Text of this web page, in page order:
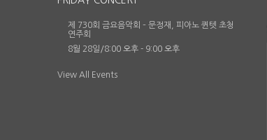
제 730회 금요음악회 – 문정재, 피아노 퀸텟 초청
연주회
8월 28일/8:00 오후 - 9:00 오후
View All Events